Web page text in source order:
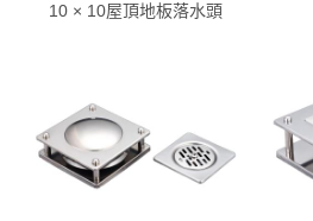
10 × 10屋頂地板落水頭